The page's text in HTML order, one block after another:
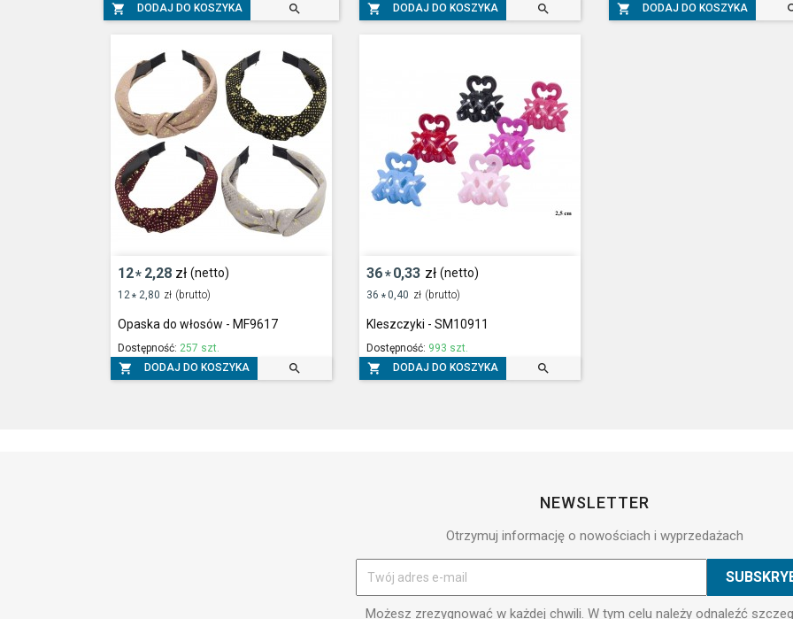
 DODAJ DO KOSZYKA   DODAJ DO KOSZYKA   DODAJ DO KOSZYKA
12* 2,28 zł (netto)
12* 2,80 zł (brutto)
Opaska do włosów - MF9617
Dostępność: 257 szt.
 DODAJ DO KOSZYKA 
36*0,33 zł (netto)
36 *0,40 zł (brutto)
Kleszczyki - SM10911
Dostępność: 993 szt.
 DODAJ DO KOSZYKA 
NEWSLETTER
Otrzymuj informację o nowościach i wyprzedażach
Możesz zrezygnować w każdej chwili. W tym celu należy odnaleźć